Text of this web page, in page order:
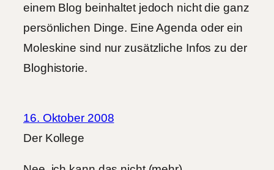
einem Blog beinhaltet jedoch nicht die ganz
persönlichen Dinge. Eine Agenda oder ein
Moleskine sind nur zusätzliche Infos zu der
Bloghistorie.
16. Oktober 2008
Der Kollege